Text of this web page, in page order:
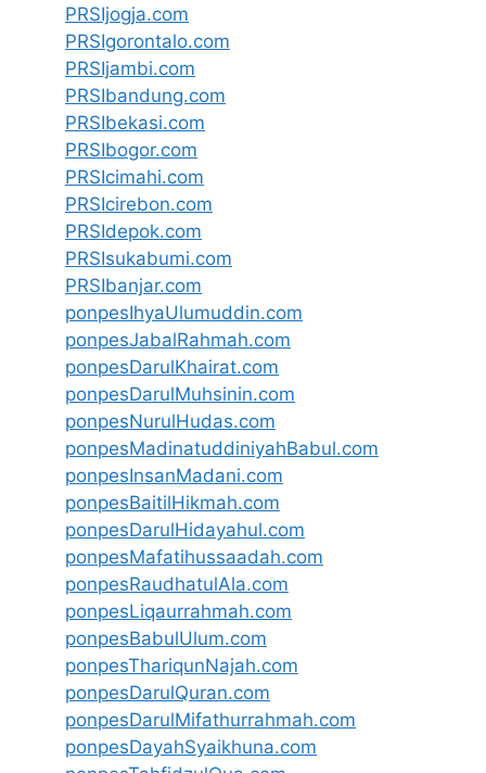
PRSIjogja.com
PRSIgorontalo.com
PRSIjambi.com
PRSIbandung.com
PRSIbekasi.com
PRSIbogor.com
PRSIcimahi.com
PRSIcirebon.com
PRSIdepok.com
PRSIsukabumi.com
PRSIbanjar.com
ponpesIhyaUlumuddin.com
ponpesJabalRahmah.com
ponpesDarulKhairat.com
ponpesDarulMuhsinin.com
ponpesNurulHudas.com
ponpesMadinatuddiniyahBabul.com
ponpesInsanMadani.com
ponpesBaitilHikmah.com
ponpesDarulHidayahul.com
ponpesMafatihussaadah.com
ponpesRaudhatulAla.com
ponpesLiqaurrahmah.com
ponpesBabulUlum.com
ponpesThariqunNajah.com
ponpesDarulQuran.com
ponpesDarulMifathurrahmah.com
ponpesDayahSyaikhuna.com